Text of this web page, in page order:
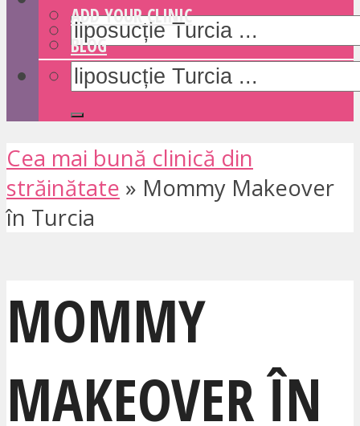
ADD YOUR CLINIC
BLOG
Cea mai bună clinică din
străinătate » Mommy Makeover
în Turcia
MOMMY
MAKEOVER ÎN